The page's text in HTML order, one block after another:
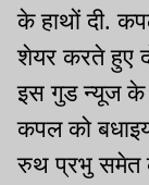
के हाथों दी.
शेयर करते हुए
इस गुड न्यूज के
कपल को
रुथ प्रभु समेत